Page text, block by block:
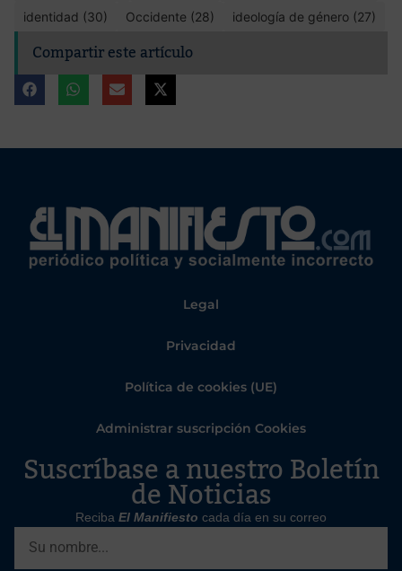
identidad (30)
Occidente (28) ideología de género (27)
Compartir este artículo
Legal
Privacidad
Política de cookies (UE)
Administrar suscripción Cookies
Suscríbase a nuestro Boletín
de Noticias
Reciba El Manifiesto cada día en su correo